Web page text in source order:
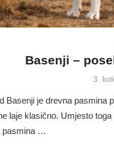
Basenji –
3.
Basenji je drevna pasmina
laje klasično. Umjesto
pasmina …